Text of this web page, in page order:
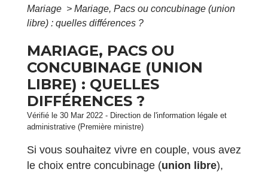
Mariage > Mariage, Pacs ou concubinage (union
libre) : quelles différences ?
MARIAGE, PACS OU
CONCUBINAGE (UNION
LIBRE) : QUELLES
DIFFÉRENCES ?
Vérifié le 30 Mar 2022 - Direction de l'information légale et
administrative (Première ministre)
Si vous souhaitez vivre en couple, vous avez
le choix entre concubinage (union libre),